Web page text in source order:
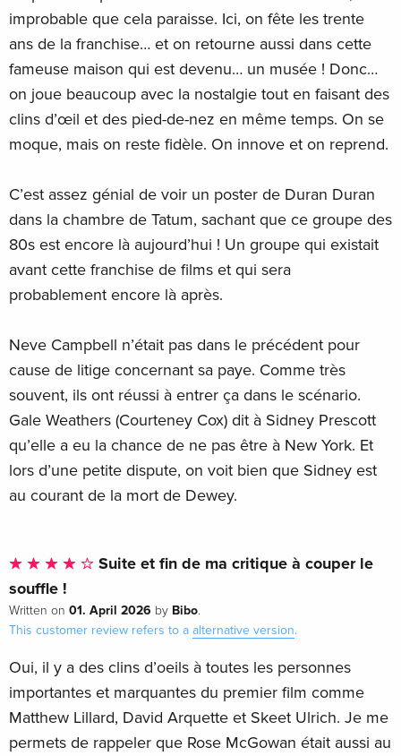
improbable que cela paraisse. Ici, on fête les trente
ans de la franchise… et on retourne aussi dans cette
fameuse maison qui est devenu… un musée ! Donc…
on joue beaucoup avec la nostalgie tout en faisant des
clins d’œil et des pied-de-nez en même temps. On se
moque, mais on reste fidèle. On innove et on reprend.
C’est assez génial de voir un poster de Duran Duran
dans la chambre de Tatum, sachant que ce groupe des
80s est encore là aujourd’hui ! Un groupe qui existait
avant cette franchise de films et qui sera
probablement encore là après.
Neve Campbell n’était pas dans le précédent pour
cause de litige concernant sa paye. Comme très
souvent, ils ont réussi à entrer ça dans le scénario.
Gale Weathers (Courteney Cox) dit à Sidney Prescott
qu’elle a eu la chance de ne pas être à New York. Et
lors d’une petite dispute, on voit bien que Sidney est
au courant de la mort de Dewey.
Suite et fin de ma critique à couper le
souffle !
Written on 01. April 2026 by Bibo.
This customer review refers to a alternative version.
Oui, il y a des clins d’oeils à toutes les personnes
importantes et marquantes du premier film comme
Matthew Lillard, David Arquette et Skeet Ulrich. Je me
permets de rappeler que Rose McGowan était aussi au